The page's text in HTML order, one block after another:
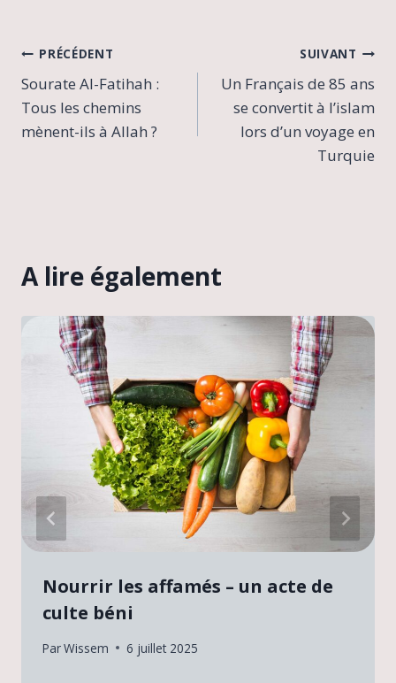
Navigation
de
l’article
PRÉCÉDENT
Sourate Al-Fatihah :
Tous les chemins
mènent-ils à Allah ?
SUIVANT
Un Français de 85 ans
se convertit à l’islam
lors d’un voyage en
Turquie
A lire également
Nourrir les affamés – un acte de
culte béni
ParWissem 6 juillet 2025